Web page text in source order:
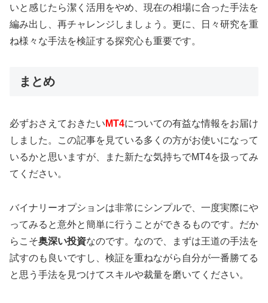
いと感じたら潔く活用をやめ、現在の相場に合った手法を
編み出し、再チャレンジしましょう。更に、日々研究を重
ね様々な手法を検証する探究心も重要です。
まとめ
必ずおさえておきたい MT4についての有益な情報をお届け
しました。この記事を見ている多くの方がお使いになって
いるかと思いますが、また新たな気持ちでMT4を扱ってみ
てください。
バイナリーオプションは非常にシンプルで、一度実際にや
ってみると意外と簡単に行うことができるものです。だか
らこそ奥深い投資なのです。なので、まずは王道の手法を
試すのも良いですし、検証を重ねながら自分が一番勝てる
と思う手法を見つけてスキルや裁量を磨いてください。